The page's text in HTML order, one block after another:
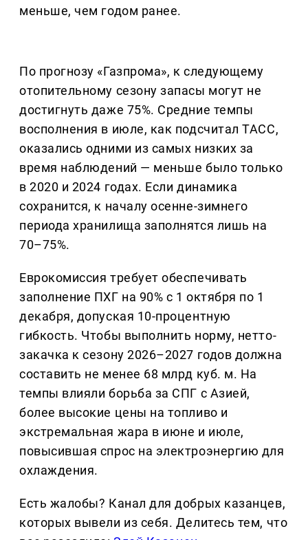
меньше, чем годом ранее.
По прогнозу «Газпрома», к следующему
отопительному сезону запасы могут не
достигнуть даже 75%. Средние темпы
восполнения в июле, как подсчитал ТАСС,
оказались одними из самых низких за
время наблюдений — меньше было только
в 2020 и 2024 годах. Если динамика
сохранится, к началу осенне-зимнего
периода хранилища заполнятся лишь на
70–75%.
Еврокомиссия требует обеспечивать
заполнение ПХГ на 90% с 1 октября по 1
декабря, допуская 10-процентную
гибкость. Чтобы выполнить норму, нетто-
закачка к сезону 2026–2027 годов должна
составить не менее 68 млрд куб. м. На
темпы влияли борьба за СПГ с Азией,
более высокие цены на топливо и
экстремальная жара в июне и июле,
повысившая спрос на электроэнергию для
охлаждения.
Есть жалобы? Канал для добрых казанцев,
которых вывели из себя. Делитеcь тем, что